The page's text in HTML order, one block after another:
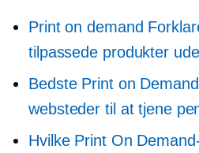
Print on demand
tilpassede produkter
Bedste Print on
websteder til at tjene
Hvilke Print On